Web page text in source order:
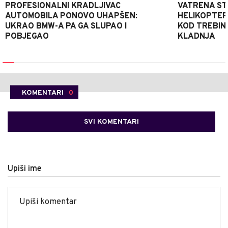
PROFESIONALNI KRADLJIVAC
AUTOMOBILA PONOVO UHAPŠEN:
UKRAO BMW-A PA GA SLUPAO I
POBJEGAO
VATRENA
KOD
KLADNJA
KOMENTARI 0
SVI KOMENTARI
Upiši ime